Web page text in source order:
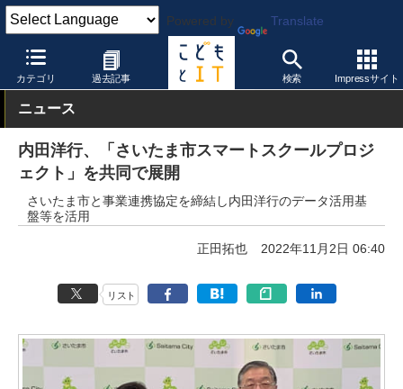
Powered by Translate
カテゴリ 過去記事 検索 Impressサイト
こどもとIT 教育情報・データ
ニュース
内田洋行、「さいたま市スマートスクールプロジ
ェクト」を共同で展開
さいたま市と事業連携協定を締結し内田洋行のデータ活用基
盤等を活用
正田拓也 2022年11月2日 06:40
リスト